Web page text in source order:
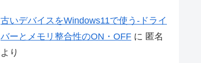
古いデバイスをWindows11で使う-ドライ
バーとメモリ整合性のON・OFF に 匿名
より